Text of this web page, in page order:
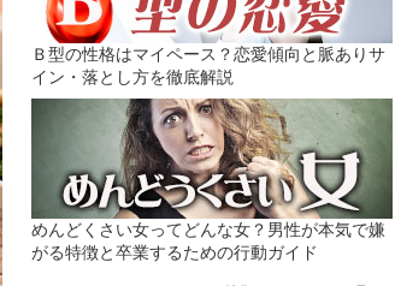
Ｂ型の性格はマイペース？恋愛傾向と脈ありサ
イン・落とし方を徹底解説
めんどくさい女ってどんな女？男性が本気で嫌
がる特徴と卒業するための行動ガイド